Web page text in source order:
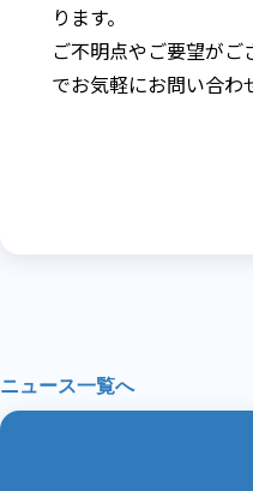
ります。
ご不明点やご要望がご
でお気軽にお問い合わ
ニュース一覧へ